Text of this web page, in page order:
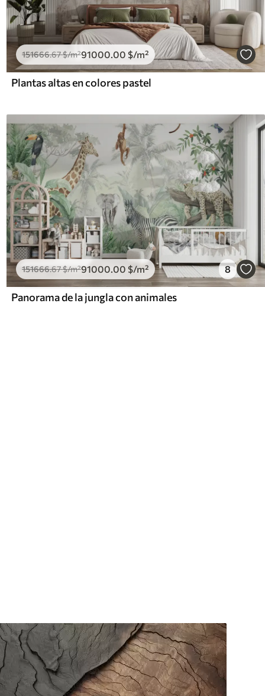
151666.67$/m²91000 .00 $/m²
Plantas altas en colores pastel
151666.67$/m²91000.00 $/m² 8
Panorama de la jungla con animales